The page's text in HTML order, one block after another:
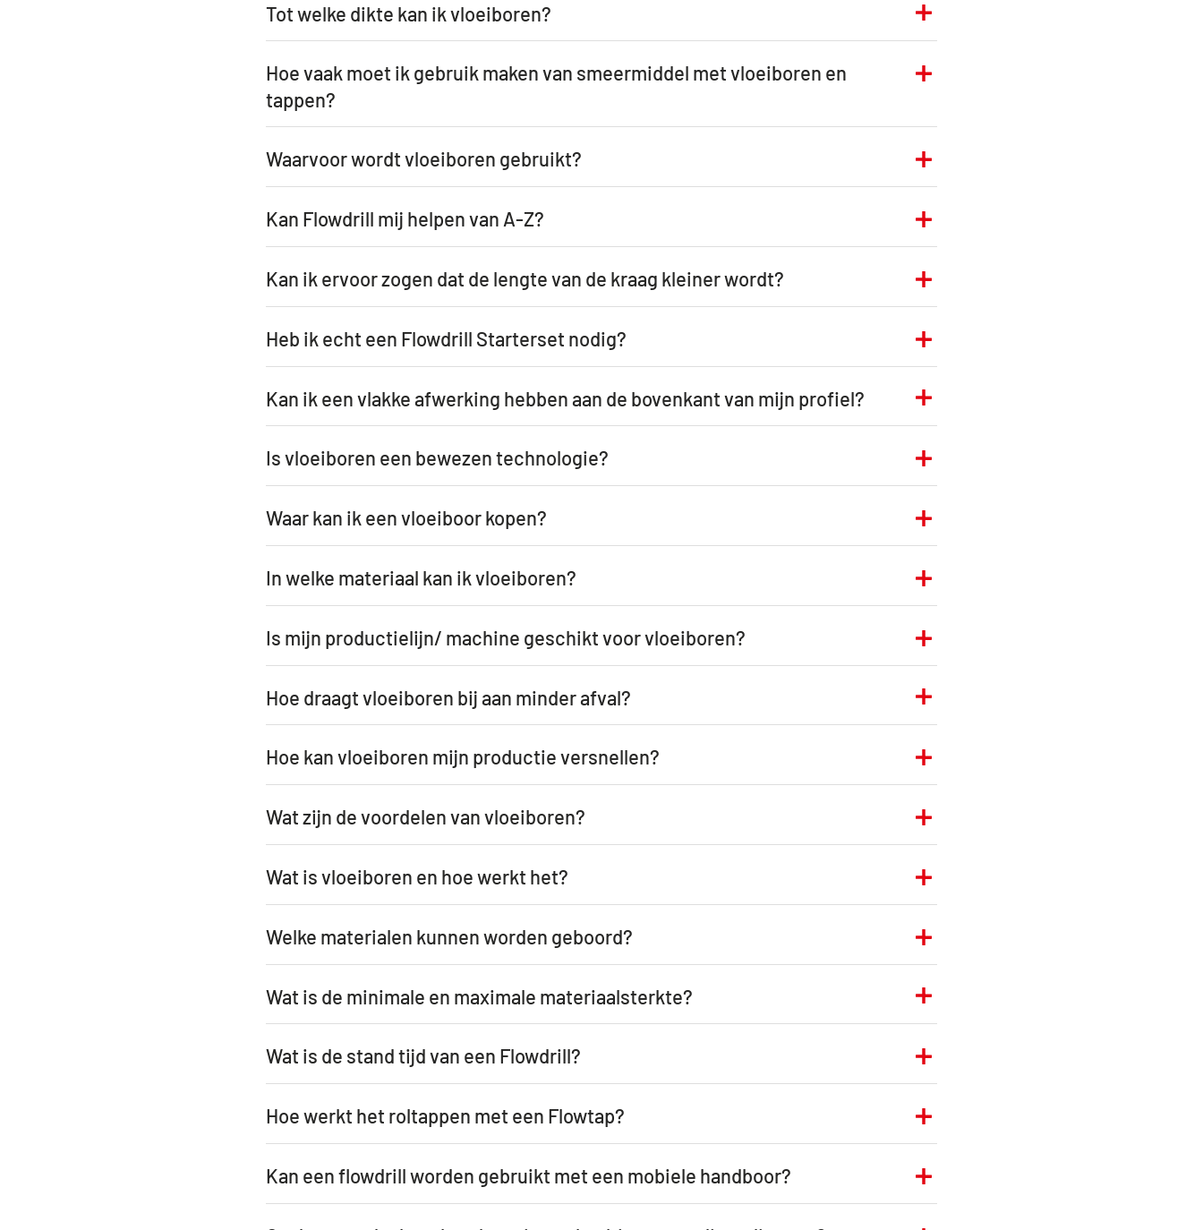
Tot welke dikte kan ik vloeiboren?
Hoe vaak moet ik gebruik maken van smeermiddel met vloeiboren en
tappen?
Waarvoor wordt vloeiboren gebruikt?
Kan Flowdrill mij helpen van A-Z?
Kan ik ervoor zogen dat de lengte van de kraag kleiner wordt?
Heb ik echt een Flowdrill Starterset nodig?
Kan ik een vlakke afwerking hebben aan de bovenkant van mijn profiel?
Is vloeiboren een bewezen technologie?
Waar kan ik een vloeiboor kopen?
In welke materiaal kan ik vloeiboren?
Is mijn productielijn/ machine geschikt voor vloeiboren?
Hoe draagt vloeiboren bij aan minder afval?
Hoe kan vloeiboren mijn productie versnellen?
Wat zijn de voordelen van vloeiboren?
Wat is vloeiboren en hoe werkt het?
Welke materialen kunnen worden geboord?
Wat is de minimale en maximale materiaalsterkte?
Wat is de stand tijd van een Flowdrill?
Hoe werkt het roltappen met een Flowtap?
Kan een flowdrill worden gebruikt met een mobiele handboor?